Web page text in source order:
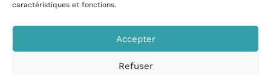
caractéristiques et fonctions.
Accepter
Refuser
suggestions|Politique de
cookies